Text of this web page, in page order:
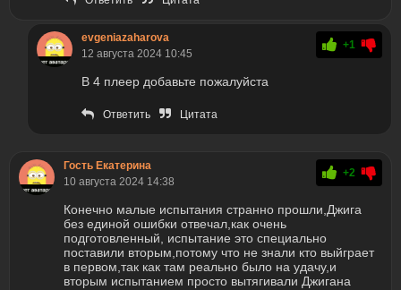
evgeniazaharova
12 августа 2024 10:45
+1
В 4 плеер добавьте пожалуйста
Ответить Цитата
Гость Екатерина
10 августа 2024 14:38
+2
Конечно малые испытания странно прошли,Джига
без единой ошибки отвечал,как очень
подготовленный, испытание это специально
поставили вторым,потому что не знали кто выйграет
в первом,так как там реально было на удачу,и
вторым испытанием просто вытягивали Джигана